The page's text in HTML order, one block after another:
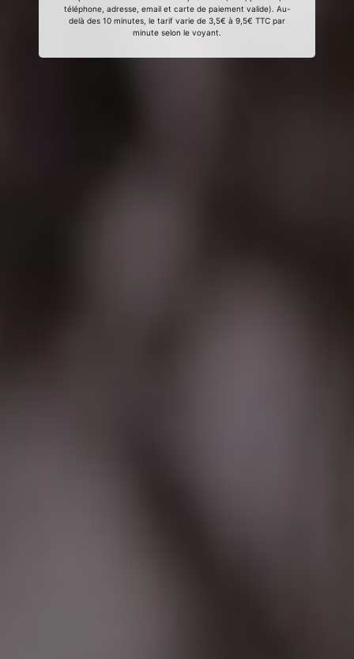
téléphone, adresse, email et carte de paiement valide). Au-
delà des 10 minutes, le tarif varie de 3,5€ à 9,5€ TTC par
minute selon le voyant.